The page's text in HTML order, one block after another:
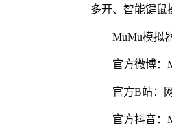
多开、智能键鼠
MuMu模拟
官方微博：
官方B站：
官方抖音：